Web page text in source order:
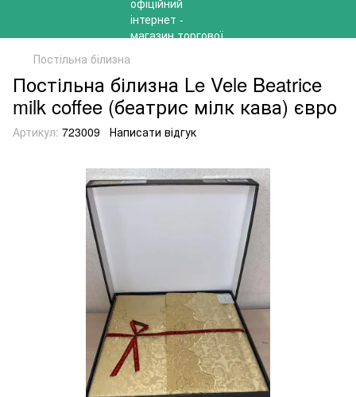
Постільна білизна
Постільна білизна Le Vele Beatrice
milk coffee (беатрис мілк кава) євро
Артикул: 723009 Написати відгук